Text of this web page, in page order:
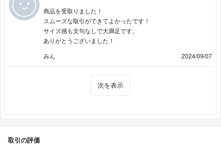
商品を受取りました！
スムーズな取引ができてよかったです！
サイズ感も文句なしで大満足です。
ありがとうございました！
みん
2024/09/07
次を表示
取引の評価